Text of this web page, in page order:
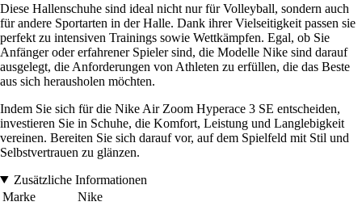
Diese Hallenschuhe sind ideal nicht nur für Volleyball, sondern auch
für andere Sportarten in der Halle. Dank ihrer Vielseitigkeit passen sie
perfekt zu intensiven Trainings sowie Wettkämpfen. Egal, ob Sie
Anfänger oder erfahrener Spieler sind, die Modelle Nike sind darauf
ausgelegt, die Anforderungen von Athleten zu erfüllen, die das Beste
aus sich herausholen möchten.
Indem Sie sich für die Nike Air Zoom Hyperace 3 SE entscheiden,
investieren Sie in Schuhe, die Komfort, Leistung und Langlebigkeit
vereinen. Bereiten Sie sich darauf vor, auf dem Spielfeld mit Stil und
Selbstvertrauen zu glänzen.
Zusätzliche Informationen
Marke
Nike